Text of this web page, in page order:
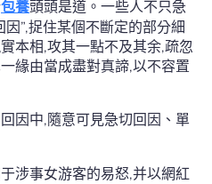
包養頭頭是道。一些人不只急
”,捉住某個不斷定的部分細
本相,攻其一點不及其余,疏忽
緣由當成盡對真諦,以不容置
因中,隨意可見急切回因、單
涉事女游客的易怒,并以網紅